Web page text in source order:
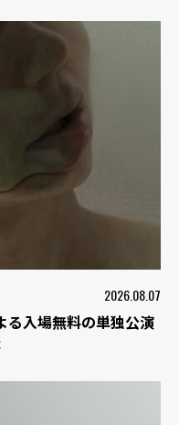
2026.08.07
る入場無料の単独公演